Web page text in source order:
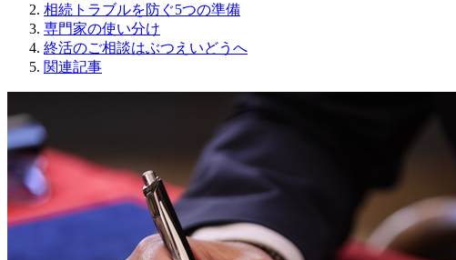
相続トラブルを防ぐ5つの準備
専門家の使い分け
終活のご相談はぶつえいどうへ
関連記事